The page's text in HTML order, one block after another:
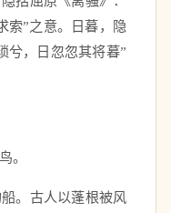
索”之意。日暮，隐
兮，日忽忽其将暮”
。
。古人以蓬根被风